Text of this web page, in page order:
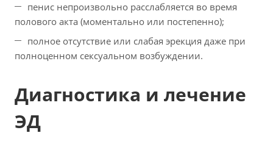
пенис непроизвольно расслабляется во время
полового акта (моментально или постепенно);
полное отсутствие или слабая эрекция даже при
полноценном сексуальном возбуждении.
Диагностика и лечение
ЭД